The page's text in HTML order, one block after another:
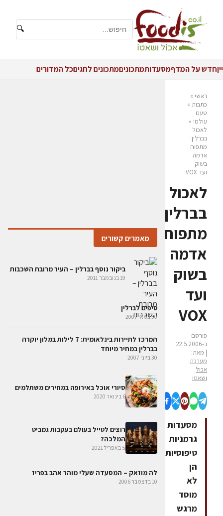
🔍
ייןחדש על המדףמסעדותמתכוניםמתכונים לחגיםכל המדורים
ראשי »
כתבות »
טעם
עולמי »
לאכול
בברלין:
מתפוח
אדמה
בשוק
ועד VOX
לאכול
בברלין:
מתפוח
אדמה
בשוק
ועד
VOX
פורסם
ב-22.5.2006
| מאת:
מערכת
אכול
ושאטו
מסעדות
גרמניות
טיפוסיות
הן
לא
מוסד
מרגש
מאמרים קשורים
ביקור נוסף בברלין – העיר מרובת השכבות
19 בנובמבר 2011
טיפים לברלין
30 במאי 2007
המרכז לתיירות בינלאומית: 7 לילות במלון יוקרה
בברלין במחיר מיוחד
30 ביוני 2007
סיורי אוכל באירופה במחירים משתלמים
6 בינואר 2020
רוצים לטייל בעולם בעקבות גמביט
המלכה?
5 באפריל 2021
לה מוזאק – המסעדה שעלי מוהר אהב בפריז
10 בדצמבר 2006